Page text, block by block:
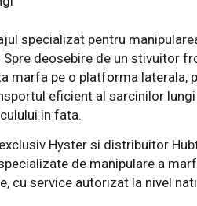
specializat pentru
Spre deosebire de un stivuitor
marfa pe o platforma laterala,
eficient al sarcinilor
in fata.
Hyster si distribuitor
de manipulare a
cu service autorizat la nivel